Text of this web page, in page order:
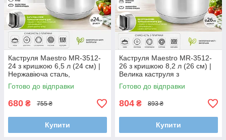
Каструля Maestro MR-3512-
24 з кришкою 6,5 л (24 см) |
Нержавіюча сталь,
багатошарове
термоакумулююче дно, для
Готово до відправки
680 ₴ 755 ₴
Купити
Каструля Maestro MR-3512-
26 з кришкою 8,2 л (26 см) |
Велика каструля з
нержавіючої сталі,
багатошарове
термоакумулююче дно, для в
Готово до відправки
804 ₴ 893 ₴
Купити